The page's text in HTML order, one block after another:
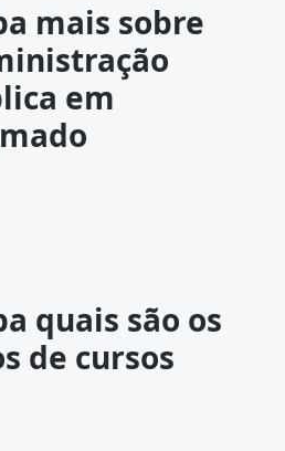
mais sobre
em
quais são os
de cursos